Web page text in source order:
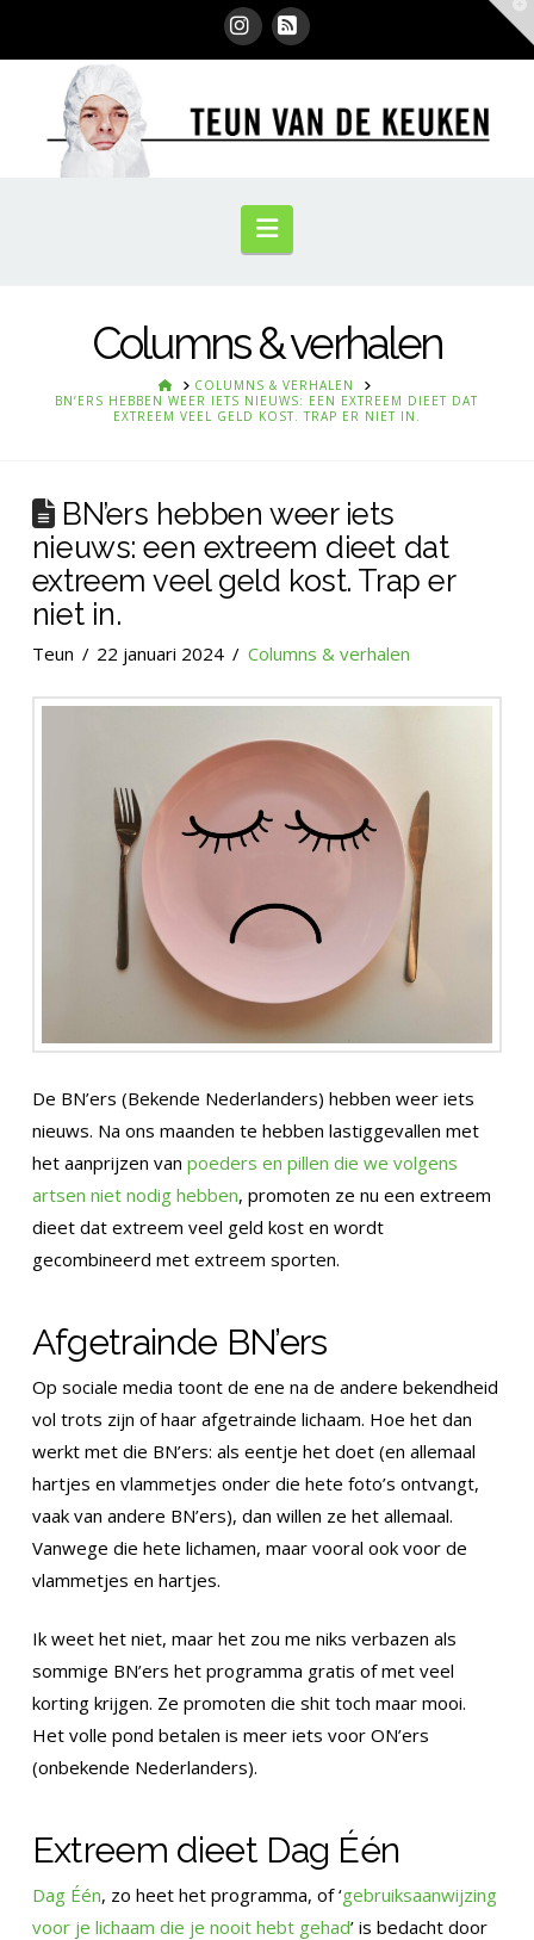
Instagram
RSS
Navigation
Columns & verhalen
HOMECOLUMNS & VERHALEN
BN’ERS HEBBEN WEER IETS NIEUWS: EEN EXTREEM DIEET DAT
EXTREEM VEEL GELD KOST. TRAP ER NIET IN.
BN’ers hebben weer iets
nieuws: een extreem dieet dat
extreem veel geld kost. Trap er
niet in.
Teun 22 januari 2024 Columns & verhalen
De BN’ers (Bekende Nederlanders) hebben weer iets
nieuws. Na ons maanden te hebben lastiggevallen met
het aanprijzen van poeders en pillen die we volgens
artsen niet nodig hebben, promoten ze nu een extreem
dieet dat extreem veel geld kost en wordt
gecombineerd met extreem sporten.
Afgetrainde BN’ers
Op sociale media toont de ene na de andere bekendheid
vol trots zijn of haar afgetrainde lichaam. Hoe het dan
werkt met die BN’ers: als eentje het doet (en allemaal
hartjes en vlammetjes onder die hete foto’s ontvangt,
vaak van andere BN’ers), dan willen ze het allemaal.
Vanwege die hete lichamen, maar vooral ook voor de
vlammetjes en hartjes.
Ik weet het niet, maar het zou me niks verbazen als
sommige BN’ers het programma gratis of met veel
korting krijgen. Ze promoten die shit toch maar mooi.
Het volle pond betalen is meer iets voor ON’ers
(onbekende Nederlanders).
Extreem dieet Dag Één
Dag Één, zo heet het programma, of ‘gebruiksaanwijzing
voor je lichaam die je nooit hebt gehad’ is bedacht door